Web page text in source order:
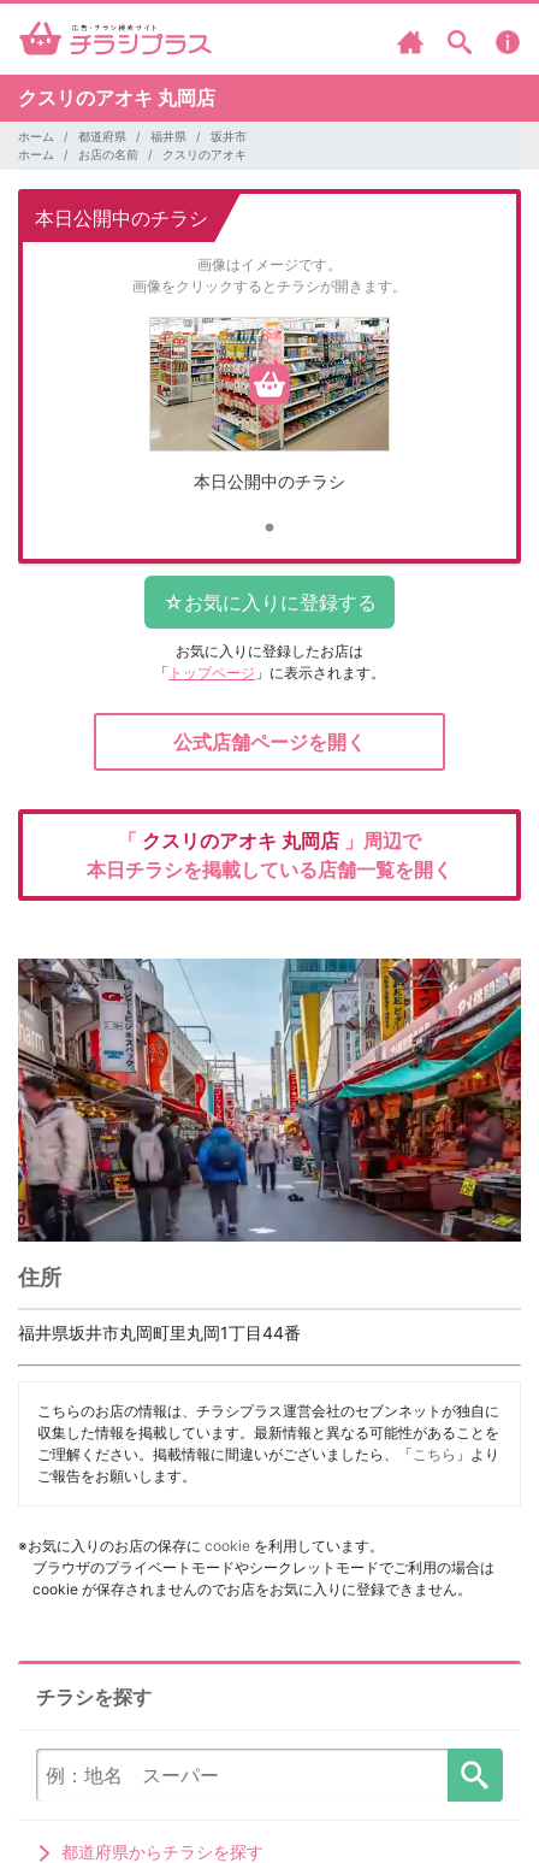
クスリのアオキ 丸岡店
ホーム 都道府県 福井県
坂井市
ホーム
お店の名前 クスリのアオキ
本日公開中のチラシ
画像はイメージです。
画像をクリックするとチラシが開きます。
本日公開中のチラシ
お気に入りに登録したお店は
「 トップページ 」に表示されます。
公式店舗ページを開く
「 クスリのアオキ 丸岡店 」周辺で
本日チラシを掲載している店舗一覧を開く
住所
福井県坂井市丸岡町里丸岡1丁目44番
こちらのお店の情報は、チラシプラス運営会社のセブンネットが独自に
収集した情報を掲載しています。最新情報と異なる可能性があることを
ご理解ください。掲載情報に間違いがございましたら、「 こちら 」より
ご報告をお願いします。
※お気に入りのお店の保存に cookie を利用しています。
ブラウザのプライベートモードやシークレットモードでご利用の場合は
cookie が保存されませんのでお店をお気に入りに登録できません。
チラシを探す
都道府県からチラシを探す